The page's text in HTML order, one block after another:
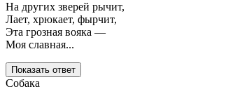
На других зверей рычит,
Лает, хрюкает, фырчит,
Эта грозная вояка —
Моя славная...
Показать ответ
Собака